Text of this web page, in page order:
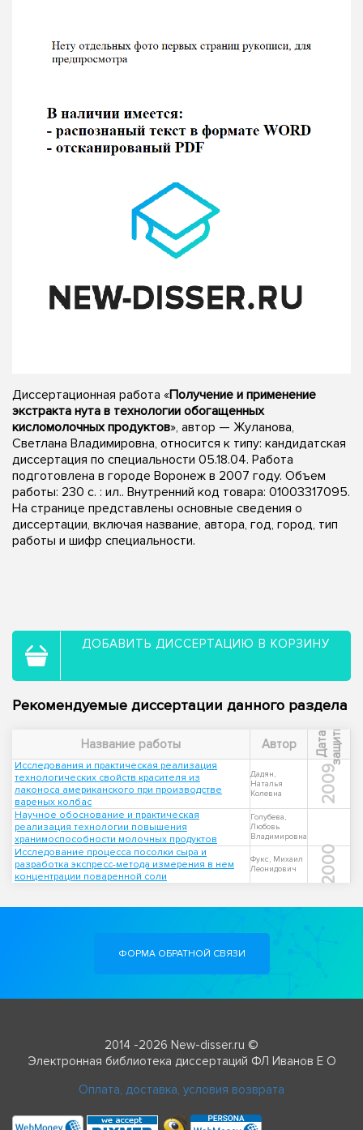
Диссертационная работа «Получение и применение
экстракта нута в технологии обогащенных
кисломолочных продуктов», автор — Жуланова,
Светлана Владимировна, относится к типу: кандидатская
диссертация по специальности 05.18.04. Работа
подготовлена в городе Воронеж в 2007 году. Объем
работы: 230 с. : ил.. Внутренний код товара: 01003317095.
На странице представлены основные сведения о
диссертации, включая название, автора, год, город, тип
работы и шифр специальности.
ДОБАВИТЬ ДИССЕРТАЦИЮ В КОРЗИНУ
Рекомендуемые диссертации данного раздела
Название работы Автор Д
а
т
а
з
а
щ
и
т ы
Исследования и практическая реализация
технологических свойств красителя из
лаконоса американского при производстве
вареных колбас
Дадян,
Наталья
Колевна
2009
Научное обоснование и практическая
реализация технологии повышения
хранимоспособности молочных продуктов
Голубева,
Любовь
Владимировна
Исследование процесса посолки сыра и
разработка экспресс-метода измерения в нем
концентрации поваренной соли
Фукс, Михаил
Леонидович
2000
ФОРМА ОБРАТНОЙ СВЯЗИ
2014 -2026 New-disser.ru ©
Электронная библиотека диссертаций ФЛ Иванов Е О
Оплата, доставка, условия возврата